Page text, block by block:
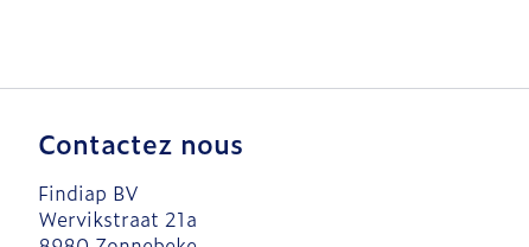
Contactez nous
Findiap BV
Wervikstraat 21a